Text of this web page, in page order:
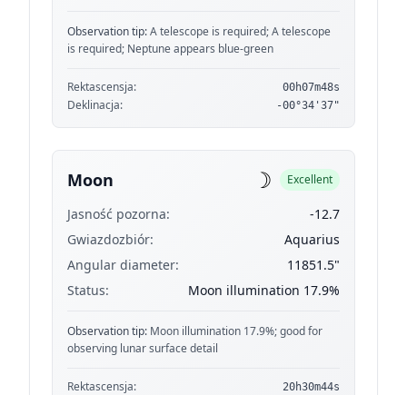
Observation tip:A telescope is required; A telescope
is required; Neptune appears blue-green
Rektascensja: 00h07m48s
Deklinacja: -00°34'37"
Moon ☽ Excellent
Jasność pozorna:
-12.7
Gwiazdozbiór:
Aquarius
Angular diameter:
11851.5"
Status:
Moon illumination 17.9%
Observation tip: Moon illumination 17.9%; good for
observing lunar surface detail
Rektascensja: 20h30m44s